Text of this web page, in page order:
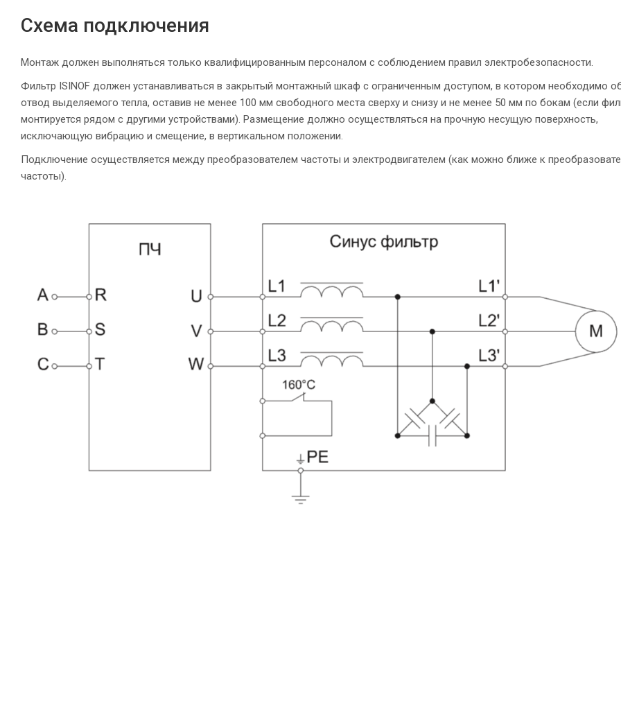
Схема подключения
Монтаж должен выполняться только квалифицированным персоналом с соблюдением правил электробезопасности.
Фильтр ISINOF должен устанавливаться в закрытый монтажный шкаф с ограниченным доступом, в котором необходимо
отвод выделяемого тепла, оставив не менее 100 мм свободного места сверху и снизу и не менее 50 мм по бокам (если
монтируется рядом с другими устройствами). Размещение должно осуществляться на прочную несущую поверхность,
исключающую вибрацию и смещение, в вертикальном положении.
Подключение осуществляется между преобразователем частоты и электродвигателем (как можно ближе к
частоты).